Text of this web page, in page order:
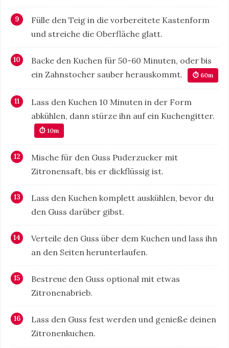
Fülle den Teig in die vorbereitete Kastenform
und streiche die Oberfläche glatt.
Backe den Kuchen für 50-60 Minuten, oder bis
ein Zahnstocher sauber herauskommt.
⏱ 60m
Lass den Kuchen 10 Minuten in der Form
abkühlen, dann stürze ihn auf ein Kuchengitter.
⏱ 10m
Mische für den Guss Puderzucker mit
Zitronensaft, bis er dickflüssig ist.
Lass den Kuchen komplett auskühlen, bevor du
den Guss darüber gibst.
Verteile den Guss über dem Kuchen und lass ihn
an den Seiten herunterlaufen.
Bestreue den Guss optional mit etwas
Zitronenabrieb.
Lass den Guss fest werden und genieße deinen
Zitronenkuchen.